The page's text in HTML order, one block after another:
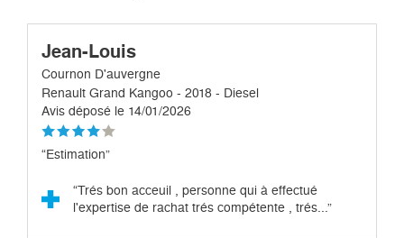
Jean-Louis
Cournon D'auvergne
Renault Grand Kangoo - 2018 - Diesel
Avis déposé le 14/01/2026
“Estimation”
“Trés bon acceuil , personne qui à effectué
l'expertise de rachat trés compétente , trés...”